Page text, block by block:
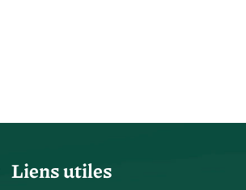
Liens utiles